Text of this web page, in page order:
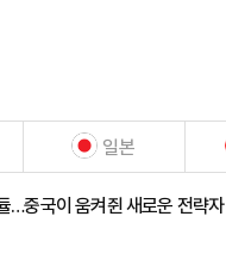
일본
…중국이 움켜쥔 새로운 전략자